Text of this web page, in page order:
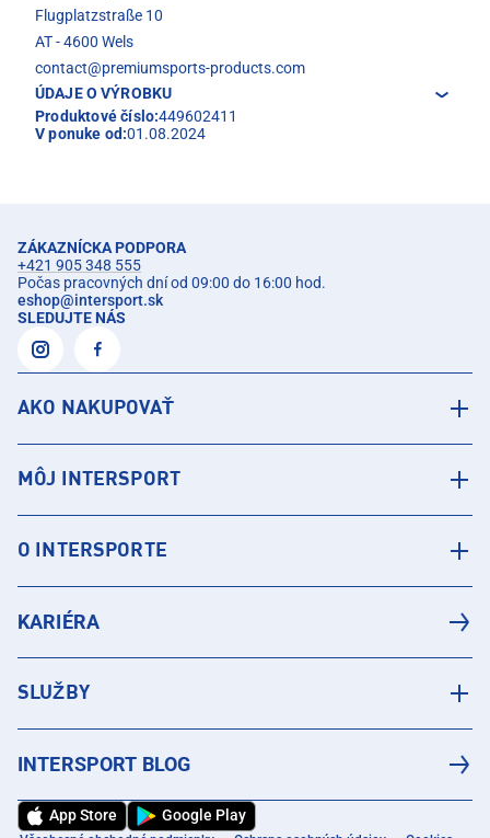
Flugplatzstraße 10
AT - 4600 Wels
contact@premiumsports-products.com
ÚDAJE O VÝROBKU
Produktové číslo:449602411
V ponuke od:01.08.2024
ZÁKAZNÍCKA PODPORA
+421 905 348 555
Počas pracovných dní od 09:00 do 16:00 hod.
eshop@intersport.sk
SLEDUJTE NÁS
AKO NAKUPOVAŤ
MÔJ INTERSPORT
O INTERSPORTE
KARIÉRA
SLUŽBY
INTERSPORT BLOG
App Store Google Play